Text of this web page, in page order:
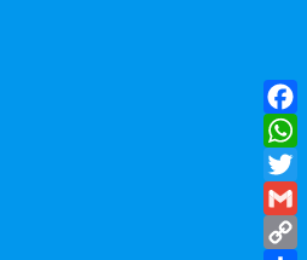
Facebook
WhatsApp
Twitter
Gmail